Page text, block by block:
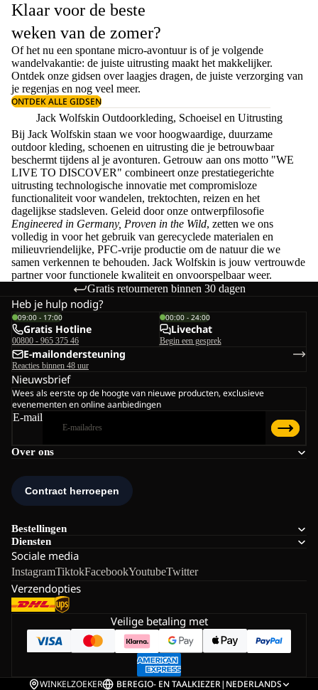
Klaar voor de beste
weken van de zomer?
Of het nu een spontane micro-avontuur is of je volgende
wandelvakantie: de juiste uitrusting maakt het makkelijker.
Ontdek onze gidsen overlaagjes dragen, de juiste verzorging van
je regenjas en nog veel meer.
ONTDEK ALLE GIDSEN
Jack Wolfskin Outdoorkleding, Schoeisel en Uitrusting
Bij Jack Wolfskin staan we voor hoogwaardige, duurzame
outdoor kleding, schoenen en uitrusting die je betrouwbaar
beschermt tijdens al je avonturen. Getrouw aan ons motto "WE
LIVE TO DISCOVER" combineert onze prestatiegerichte
uitrusting technologische innovatie met compromisloze
functionaliteit voor wandelen, trektochten, reizen en het
dagelijkse stadsleven. Geleid door onze ontwerpfilosofie
Engineered in Germany, Proven in the Wild, zetten we ons
volledig in voor het gebruik van gerecyclede materialen en
milieuvriendelijke, PFC-vrije productie om de natuur die we
samen verkennen te behouden. Jack Wolfskin is jouw vertrouwde
partner voor functionele kwaliteit en onvoorspelbaar weer.
Gratis retourneren binnen 30 dagen
Over ons
Bestellingen
Diensten
Sociale media
InstagramTiktokFacebookYoutubeTwitter
Verzendopties
Heb je hulp nodig?
09:00 - 17:00
Gratis Hotline
00800 - 965 375 46
00:00 - 24:00
Livechat
Begin een gesprek
E-mailondersteuning
Reacties binnen 48 uur
Nieuwsbrief
Wees als eerste op de hoogte van nieuwe producten, exclusieve
evenementen en online aanbiedingen
E-mail
Veilige betaling met
WINKELZOEKER BEREGIO- EN TAALKIEZER| NEDERLANDS